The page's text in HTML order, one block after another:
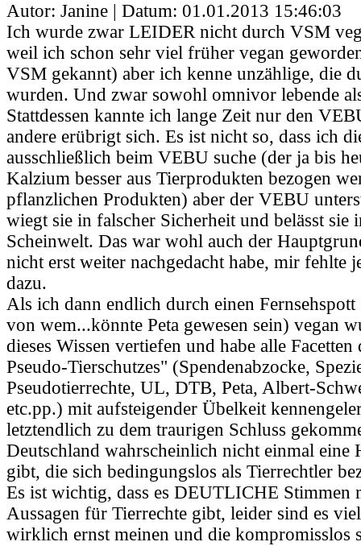
Autor: Janine | Datum: 01.01.2013 15:46:03
Ich wurde zwar LEIDER nicht durch VSM
weil ich schon sehr viel früher vegan
VSM gekannt) aber ich kenne unzählige, die
wurden. Und zwar sowohl omnivor lebende
Stattdessen kannte ich lange Zeit nur den
andere erübrigt sich. Es ist nicht so, dass ich
ausschließlich beim VEBU suche (der ja bis
Kalzium besser aus Tierprodukten bezogen
pflanzlichen Produkten) aber der VEBU
wiegt sie in falscher Sicherheit und belässt sie
Scheinwelt. Das war wohl auch der
nicht erst weiter nachgedacht habe, mir fehlte
dazu.
Als ich dann endlich durch einen
von wem...könnte Peta gewesen sein) vegan
dieses Wissen vertiefen und habe alle Facetten
Pseudo-Tierschutzes" (Spendenabzocke,
Pseudotierrechte, UL, DTB, Peta, Albert-
etc.pp.) mit aufsteigender Übelkeit
letztendlich zu dem traurigen Schluss
Deutschland wahrscheinlich nicht einmal eine
gibt, die sich bedingungslos als Tierrechtler
Es ist wichtig, dass es DEUTLICHE Stimmen
Aussagen für Tierrechte gibt, leider sind es
wirklich ernst meinen und die kompromisslos